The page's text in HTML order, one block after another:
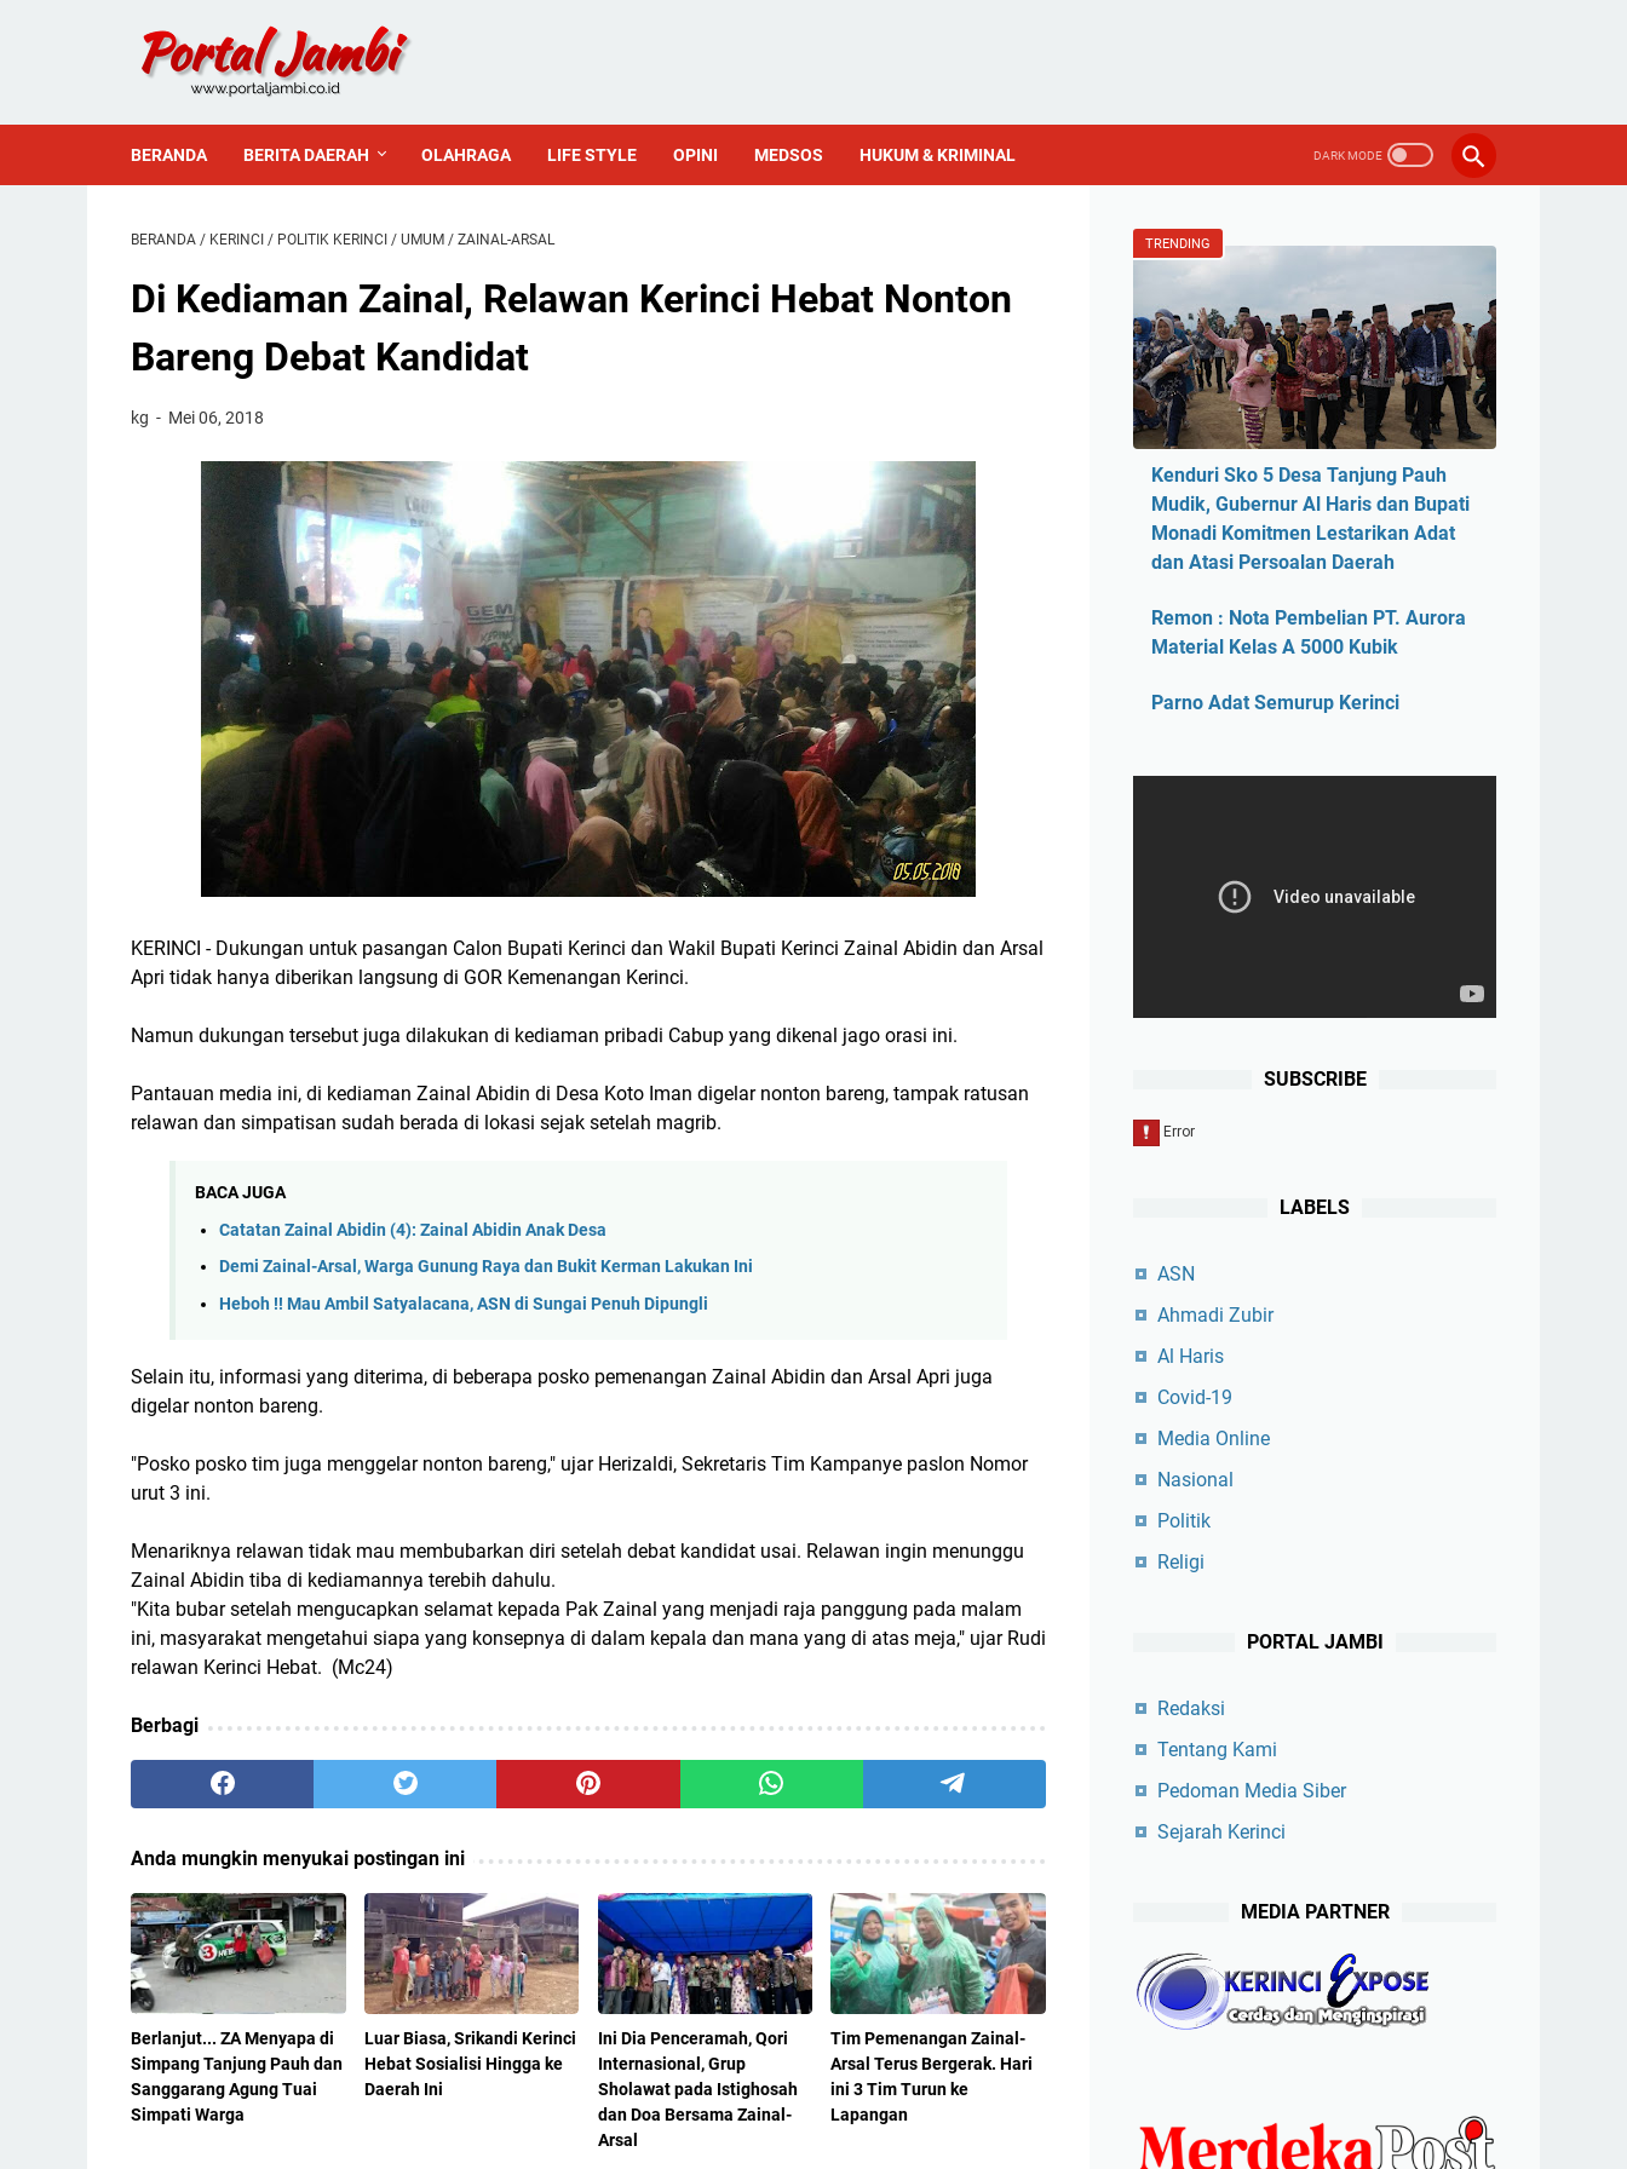
BERANDA BERITA DAERAH OLAHRAGA LIFE STYLE OPINI MEDSOS HUKUM & KRIMINAL
BERANDA / KERINCI / POLITIK KERINCI / UMUM / ZAINAL-ARSAL
Di Kediaman Zainal, Relawan Kerinci Hebat Nonton
Bareng Debat Kandidat
kg Mei 06, 2018
KERINCI - Dukungan untuk pasangan Calon Bupati Kerinci dan Wakil Bupati Kerinci Zainal Abidin dan Arsal
Apri tidak hanya diberikan langsung di GOR Kemenangan Kerinci.
Namun dukungan tersebut juga dilakukan di kediaman pribadi Cabup yang dikenal jago orasi ini.
Pantauan media ini, di kediaman Zainal Abidin di Desa Koto Iman digelar nonton bareng, tampak ratusan
relawan dan simpatisan sudah berada di lokasi sejak setelah magrib.
BACA JUGA
Catatan Zainal Abidin (4): Zainal Abidin Anak Desa
Demi Zainal-Arsal, Warga Gunung Raya dan Bukit Kerman Lakukan Ini
Heboh !! Mau Ambil Satyalacana, ASN di Sungai Penuh Dipungli
Selain itu, informasi yang diterima, di beberapa posko pemenangan Zainal Abidin dan Arsal Apri juga
digelar nonton bareng.
"Posko posko tim juga menggelar nonton bareng," ujar Herizaldi, Sekretaris Tim Kampanye paslon Nomor
urut 3 ini.
Menariknya relawan tidak mau membubarkan diri setelah debat kandidat usai. Relawan ingin menunggu
Zainal Abidin tiba di kediamannya terebih dahulu.
"Kita bubar setelah mengucapkan selamat kepada Pak Zainal yang menjadi raja panggung pada malam
ini, masyarakat mengetahui siapa yang konsepnya di dalam kepala dan mana yang di atas meja," ujar Rudi
relawan Kerinci Hebat. (Mc24)
Berbagi
Anda mungkin menyukai postingan ini
Berlanjut... ZA Menyapa di
Simpang Tanjung Pauh dan
Sanggarang Agung Tuai
Simpati Warga
Luar Biasa, Srikandi Kerinci
Hebat Sosialisi Hingga ke
Daerah Ini
Ini Dia Penceramah, Qori
Internasional, Grup
Sholawat pada Istighosah
dan Doa Bersama Zainal-
Arsal
Tim Pemenangan Zainal-
Arsal Terus Bergerak. Hari
ini 3 Tim Turun ke
Lapangan
TRENDING
Kenduri Sko 5 Desa Tanjung Pauh
Mudik, Gubernur Al Haris dan Bupati
Monadi Komitmen Lestarikan Adat
dan Atasi Persoalan Daerah
Remon : Nota Pembelian PT. Aurora
Material Kelas A 5000 Kubik
Parno Adat Semurup Kerinci
SUBSCRIBE
LABELS
ASN
Ahmadi Zubir
Al Haris
Covid-19
Media Online
Nasional
Politik
Religi
PORTAL JAMBI
Redaksi
Tentang Kami
Pedoman Media Siber
Sejarah Kerinci
MEDIA PARTNER